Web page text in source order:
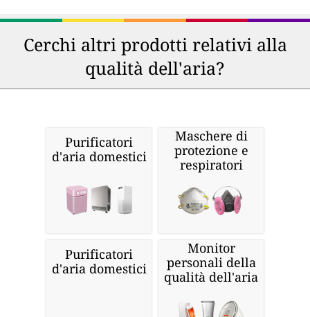
Cerchi altri prodotti relativi alla
qualità dell'aria?
Purificatori
d'aria domestici
Maschere di
protezione e
respiratori
Purificatori
d'aria domestici
Monitor
personali della
qualità dell'aria